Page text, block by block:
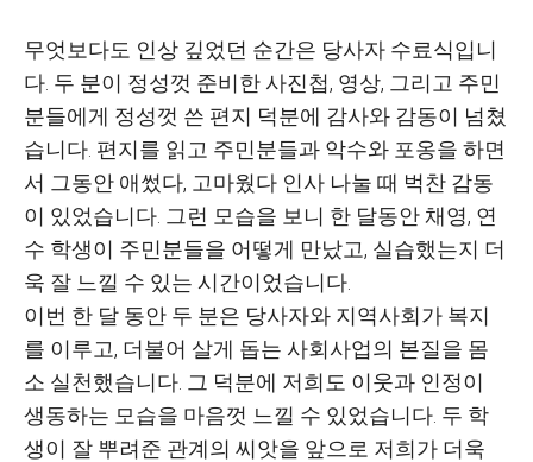
무엇보다도 인상 깊었던 순간은 당사자 수료식입니
다 두 분이 정성껏 준비한 사진첩, 영상, 그리고 주민
분들에게 정성껏 쓴 편지 덕분에 감사와 감동이 넘쳤
습니다 편지를 읽고 주민분들과 악수와 포옹을 하면
서 그동안 애썼다, 고마웠다 인사 나눌 때 벅찬 감동
이 있었습니다 그런 모습을 보니 한 달동안 채영, 연
수 학생이 주민분들을 어떻게 만났고, 실습했는지 더
욱 잘 느낄 수 있는 시간이었습니다
이번 한 달 동안 두 분은 당사자와 지역사회가 복지
를 이루고, 더불어 살게 돕는 사회사업의 본질을 몸
소 실천했습니다 그 덕분에 저희도 이웃과 인정이
생동하는 모습을 마음껏 느낄 수 있었습니다 두 학
생이 잘 뿌려준 관계의 씨앗을 앞으로 저희가 더욱